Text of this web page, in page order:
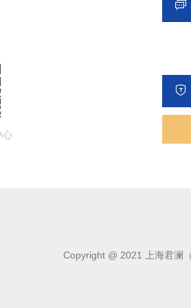
心
Copyright @ 2021 上海君澜